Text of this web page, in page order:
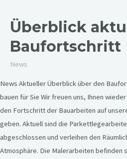
Überblick
Baufortschritt
News
News Aktueller Überblick über den
bauen für Sie Wir freuen uns, Ihnen
den Fortschritt der Bauarbeiten auf
geben. Aktuell sind die
abgeschlossen und verleihen den
Atmosphäre. Die Malerarbeiten befinden